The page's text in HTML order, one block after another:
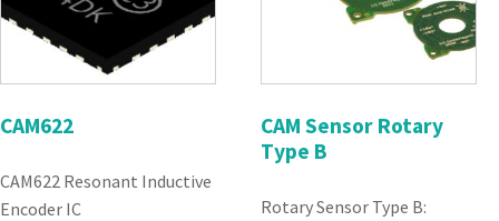
CAM622
CAM622 Resonant Inductive
Encoder IC
CAM Sensor Rotary
Type B
Rotary Sensor Type B: